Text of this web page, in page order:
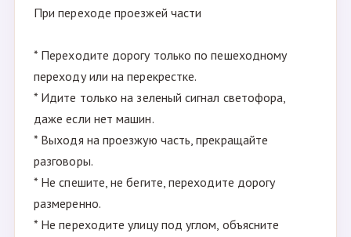
При переходе проезжей части
* Переходите дорогу только по пешеходному
переходу или на перекрестке.
* Идите только на зеленый сигнал светофора,
даже если нет машин.
* Выходя на проезжую часть, прекращайте
разговоры.
* Не спешите, не бегите, переходите дорогу
размеренно.
* Не переходите улицу под углом, объясните